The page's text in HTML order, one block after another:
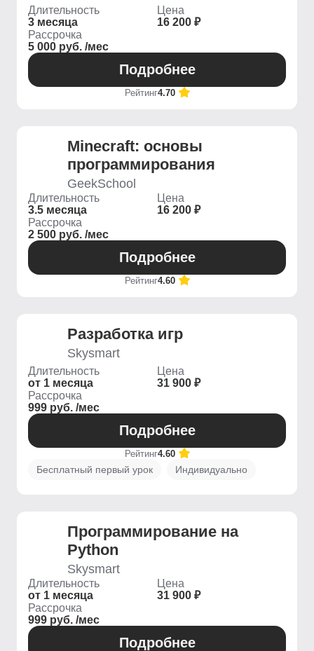
Длительность
3 месяца
Цена
16 200 ₽
Рассрочка
5 000 руб. /мес
Подробнее
Рейтинг4.70
Minecraft: основы
программирования
GeekSchool
Длительность
3.5 месяца
Цена
16 200 ₽
Рассрочка
2 500 руб. /мес
Подробнее
Рейтинг4.60
Разработка игр
Skysmart
Длительность
от 1 месяца
Цена
31 900 ₽
Рассрочка
999 руб. /мес
Подробнее
Рейтинг4.60
Бесплатный первый урок Индивидуально
Программирование на
Python
Skysmart
Длительность
от 1 месяца
Цена
31 900 ₽
Рассрочка
999 руб. /мес
Подробнее